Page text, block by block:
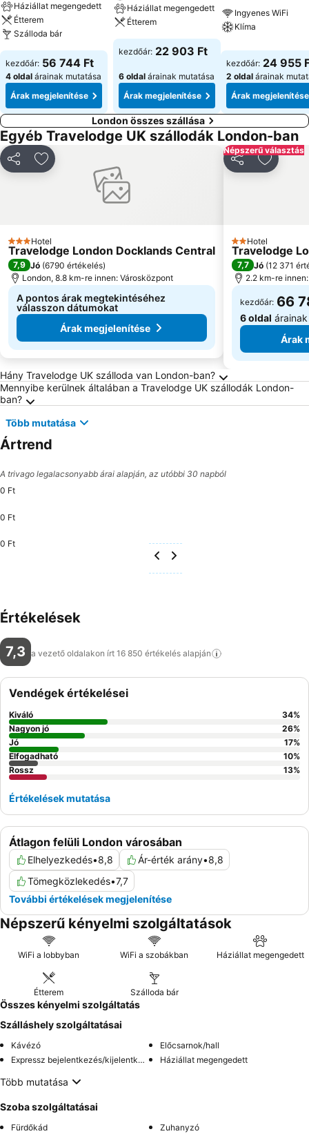
Háziállat megengedett
Étterem
Szálloda bár
kezdőár: 56 744 Ft
4 oldal árainak mutatása
Árak megjelenítése
Háziállat megengedett
Étterem
kezdőár: 22 903 Ft
6 oldal árainak mutatása
Árak megjelenítése
Ingyenes WiFi
Klíma
kezdőár: 24 955
2 oldal árainak
Árak megjelenítése
London összes szállása
Egyéb Travelodge UK szállodák London-ban
MegosztásHozzáadás a kedvencekhez
3 Kategória
Hotel
Travelodge London Docklands Central
7,9 Jó (6790 értékelés)
London, 8.8 km-re innen: Városközpont
A pontos árak megtekintéséhez
válasszon dátumokat
Árak megjelenítése
Népszerű választás
Megosztás
2 Kategória
Hotel
Travelodge
7,7 Jó (12 371
2.2 km-re
kezdőár: 66
6 oldal
Árak
Gyakran Ismételt Kérdések London úticélról
Hány Travelodge UK szálloda van London-ban?
Mennyibe kerülnek általában a Travelodge UK szállodák London-
ban?
Több mutatása
Ártrend
A trivago legalacsonyabb árai alapján, az utóbbi 30 napból
0 Ft
0 Ft
0 Ft
Értékelések
7,3 a vezető oldalakon írt 16 850 értékelés alapján
Átlagon felüli London városában
Elhelyezkedés•8,8 Ár-érték arány•8,8
Tömegközlekedés•7,7
További értékelések megjelenítése
Vendégek értékelései
Kiváló 34%
Nagyon jó
26%
Jó
17%
Elfogadható
10%
Rossz
13%
Értékelések mutatása
Népszerű kényelmi szolgáltatások
WiFi a lobbyban WiFi a szobákban Háziállat megengedett
Étterem Szálloda bár
Összes kényelmi szolgáltatás
Szálláshely szolgáltatásai
Kávézó
Előcsarnok/hall
Expressz bejelentkezés/kijelentkezés
Háziállat megengedett
Több mutatása
Szoba szolgáltatásai
Fürdőkád Zuhanyzó